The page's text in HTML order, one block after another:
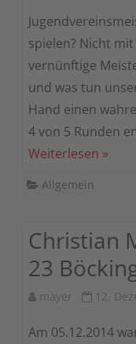
spielen? Nicht
vernünftige
und was tun
Hand einen
4 von 5 Runden
Weiterlesen »
Allgemein
Christian
23
mayer 12.
Am 05.12.2014